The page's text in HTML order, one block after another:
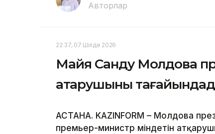
Авторлар
22:37, 07 Шілде 2026
Майя Санду Молдова
атқарушыны
АСТАНА. KAZINFORM – Молдова
премьер-министр міндетін